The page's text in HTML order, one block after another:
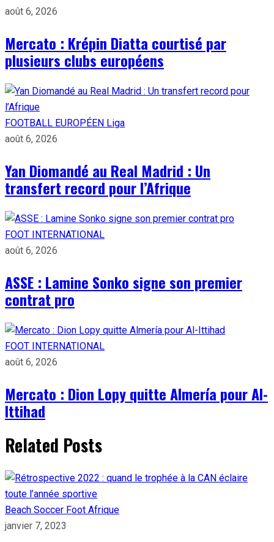
août 6, 2026
Mercato : Krépin Diatta courtisé par
plusieurs clubs européens
FOOTBALL EUROPÉEN Liga
août 6, 2026
Yan Diomandé au Real Madrid : Un
transfert record pour l’Afrique
FOOT INTERNATIONAL
août 6, 2026
ASSE : Lamine Sonko signe son premier
contrat pro
FOOT INTERNATIONAL
août 6, 2026
Mercato : Dion Lopy quitte Almería pour Al-
Ittihad
Related Posts
Beach Soccer Foot Afrique
janvier 7, 2023